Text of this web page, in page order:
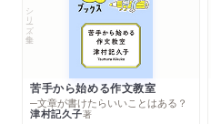
シリーズ・全集
苦手から始める作文教室
─文章が書けたらいいことはある？
津村記久子著